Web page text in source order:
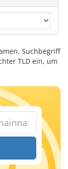
Suchbegriff
TLD ein, um